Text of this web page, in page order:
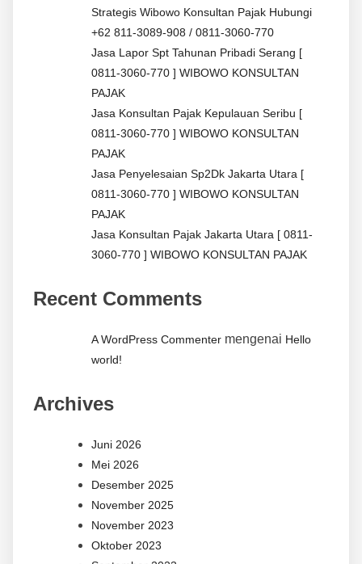
Strategis Wibowo Konsultan Pajak Hubungi
+62 811-3089-908 / 0811-3060-770
Jasa Lapor Spt Tahunan Pribadi Serang [
0811-3060-770 ] WIBOWO KONSULTAN
PAJAK
Jasa Konsultan Pajak Kepulauan Seribu [
0811-3060-770 ] WIBOWO KONSULTAN
PAJAK
Jasa Penyelesaian Sp2Dk Jakarta Utara [
0811-3060-770 ] WIBOWO KONSULTAN
PAJAK
Jasa Konsultan Pajak Jakarta Utara [ 0811-
3060-770 ] WIBOWO KONSULTAN PAJAK
Recent Comments
A WordPress Commenter mengenai Hello
world!
Archives
Juni 2026
Mei 2026
Desember 2025
November 2025
November 2023
Oktober 2023